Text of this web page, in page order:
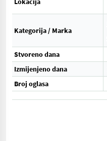
Kategorija / Marka
Stvoreno dana
Izmijenjeno dana
Broj oglasa